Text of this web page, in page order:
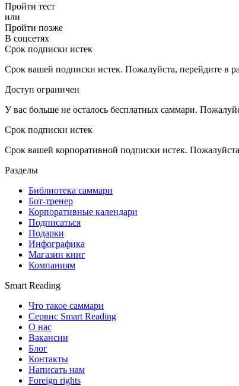
Пройти тест
или
Пройти позже
В соцсетях
Срок подписки истек
Срок вашей подписки истек. Пожалуйста, перейдите в
Доступ ограничен
У вас больше не осталось бесплатных саммари.
Срок подписки истек
Срок вашей корпоративной подписки истек.
Разделы
Библиотека саммари
Бот-тренер
Корпоративные календари
Подписаться
Подарки
Инфографика
Магазин книг
Компаниям
Smart Reading
Что такое саммари
Сервис Smart Reading
О нас
Вакансии
Блог
Контакты
Написать нам
Foreign rights